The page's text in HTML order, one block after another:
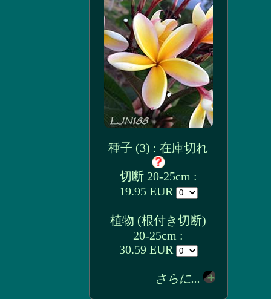
種子 (3) : 在庫切れ
切断 20-25cm :
19.95 EUR
植物 (根付き切断)
20-25cm :
30.59 EUR
さらに...